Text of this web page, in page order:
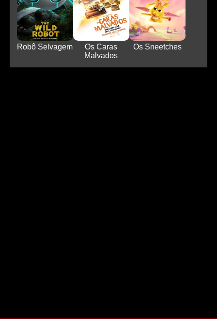
Robô Selvagem
Os Caras
Malvados
Os Sneetches